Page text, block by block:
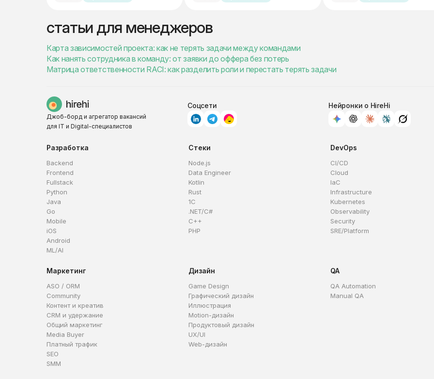
статьи для менеджеров
Карта зависимостей проекта: как не терять задачи между командами
Как нанять сотрудника в команду: от заявки до оффера без потерь
Матрица ответственности RACI: как разделить роли и перестать терять задачи
Джоб-борд и агрегатор вакансий
для IT и Digital-специалистов
Соцсети Нейронки о HireHi
Разработка
Backend
Frontend
Fullstack
Python
Java
Go
Mobile
iOS
Android
ML/AI
Стеки
Node.js
Data Engineer
Kotlin
Rust
1C
.NET/C#
C++
PHP
DevOps
CI/CD
Cloud
IaC
Infrastructure
Kubernetes
Observability
Security
SRE/Platform
Маркетинг
ASO / ORM
Community
Контент и креатив
CRM и удержание
Общий маркетинг
Media Buyer
Платный трафик
SEO
SMM
Дизайн
Game Design
Графический дизайн
Иллюстрация
Motion-дизайн
Продуктовый дизайн
UX/UI
Web-дизайн
QA
QA Automation
Manual QA